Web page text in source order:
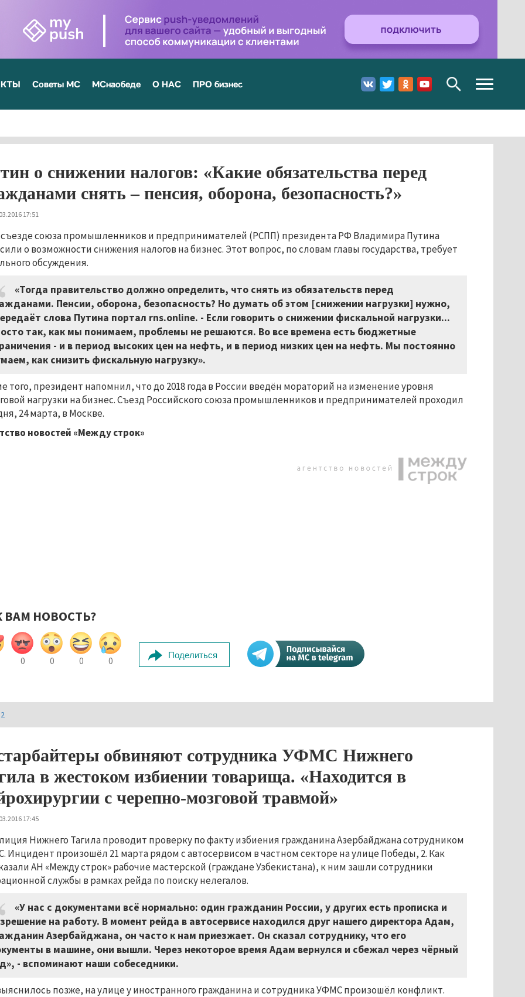
Советы МС МСнаобеде О НАС ПРО бизнес
Toggle
navigation
о снижении налогов: «Какие обязательства перед
снять – пенсия, оборона, безопасность?»
17:51
союза промышленников и предпринимателей (РСПП) президента РФ Владимира Путина
о возможности снижения налогов на бизнес. Этот вопрос, по словам главы государства, требует
обсуждения.
«Тогда правительство должно определить, что снять из обязательств перед
Пенсии, оборона, безопасность? Но думать об этом [снижении нагрузки] нужно,
слова Путина портал rns.online. - Если говорить о снижении фискальной нагрузки...
так, как мы понимаем, проблемы не решаются. Во все времена есть бюджетные
- и в период высоких цен на нефть, и в период низких цен на нефть. Мы постоянно
как снизить фискальную нагрузку».
того, президент напомнил, что до 2018 года в России введён мораторий на изменение уровня
нагрузки на бизнес. Съезд Российского союза промышленников и предпринимателей проходил
24 марта, в Москве.
новостей «Между строк»
ВАМ НОВОСТЬ?
0 0 0 0
Поделиться
обвиняют сотрудника УФМС Нижнего
в жестоком избиении товарища. «Находится в
с черепно-мозговой травмой»
17:45
Нижнего Тагила проводит проверку по факту избиения гражданина Азербайджана сотрудником
Инцидент произошёл 21 марта рядом с автосервисом в частном секторе на улице Победы, 2. Как
АН «Между строк» рабочие мастерской (граждане Узбекистана), к ним зашли сотрудники
службы в рамках рейда по поиску нелегалов.
«У нас с документами всё нормально: один гражданин России, у других есть прописка и
на работу. В момент рейда в автосервисе находился друг нашего директора Адам,
Азербайджана, он часто к нам приезжает. Он сказал сотруднику, что его
в машине, они вышли. Через некоторое время Адам вернулся и сбежал через чёрный
- вспоминают наши собеседники.
позже, на улице у иностранного гражданина и сотрудника УФМС произошёл конфликт.